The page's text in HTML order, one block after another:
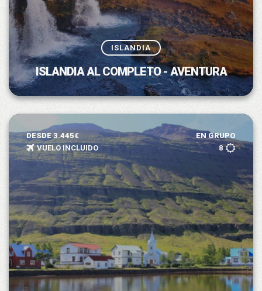
ISLANDIA
ISLANDIA AL COMPLETO - AVENTURA
DESDE 3.445€
EN GRUPO
VUELO INCLUIDO
8